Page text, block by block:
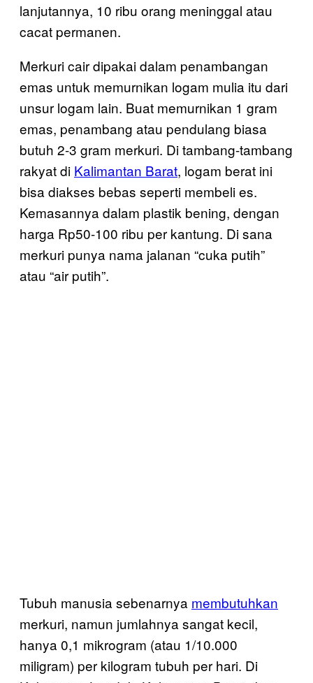
lanjutannya, 10 ribu orang meninggal atau
cacat permanen.
Merkuri cair dipakai dalam penambangan
emas untuk memurnikan logam mulia itu dari
unsur logam lain. Buat memurnikan 1 gram
emas, penambang atau pendulang biasa
butuh 2-3 gram merkuri. Di tambang-tambang
rakyat di Kalimantan Barat, logam berat ini
bisa diakses bebas seperti membeli es.
Kemasannya dalam plastik bening, dengan
harga Rp50-100 ribu per kantung. Di sana
merkuri punya nama jalanan “cuka putih”
atau “air putih”.
Tubuh manusia sebenarnya membutuhkan
merkuri, namun jumlahnya sangat kecil,
hanya 0,1 mikrogram (atau 1/10.000
miligram) per kilogram tubuh per hari. Di